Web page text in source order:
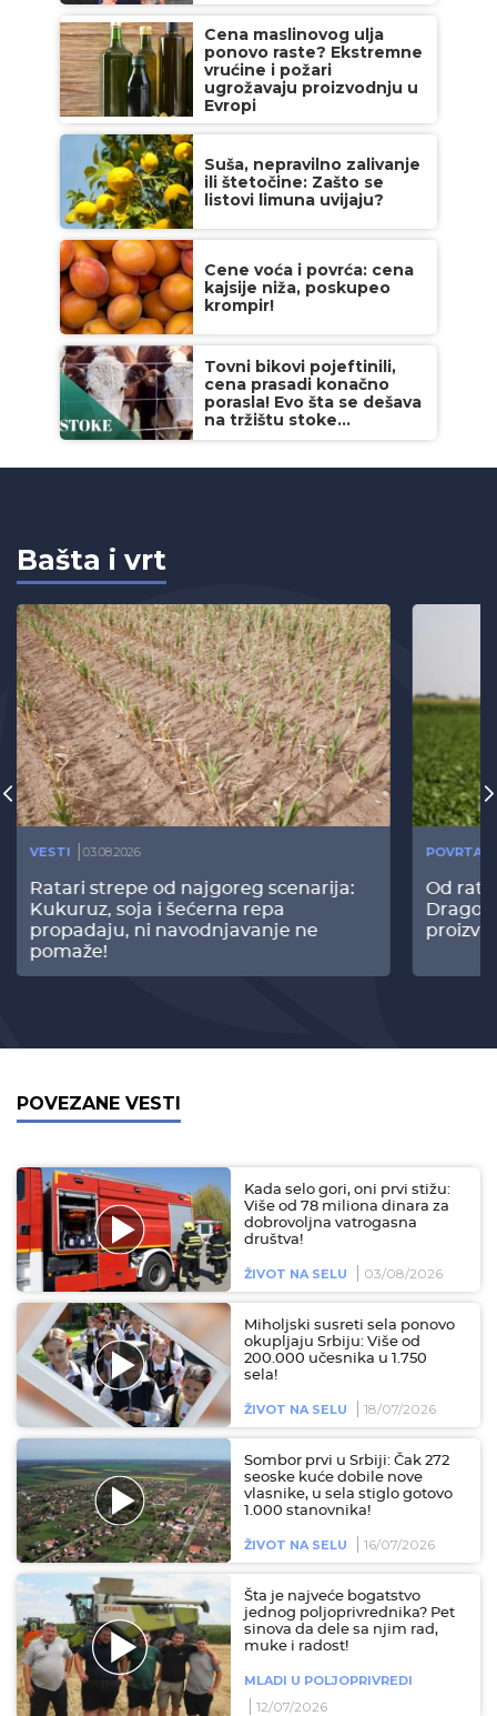
Cena maslinovog ulja
ponovo raste? Ekstremne
vrućine i požari
ugrožavaju proizvodnju u
Evropi
Suša, nepravilno zalivanje
ili štetočine: Zašto se
listovi limuna uvijaju?
Cene voća i povrća: cena
kajsije niža, poskupeo
krompir!
Tovni bikovi pojeftinili,
cena prasadi konačno
porasla! Evo šta se dešava
na tržištu stoke...
Bašta i vrt
VESTI 03.08.2026
Ratari strepe od najgoreg scenarija:
Kukuruz, soja i šećerna repa
propadaju, ni navodnjavanje ne
pomaže!
Od
POVEZANE VESTI
Kada selo gori, oni prvi stižu:
Više od 78 miliona dinara za
dobrovoljna vatrogasna
društva!
ŽIVOT NA SELU 03/08/2026
Miholjski susreti sela ponovo
okupljaju Srbiju: Više od
200.000 učesnika u 1.750
sela!
ŽIVOT NA SELU 18/07/2026
Sombor prvi u Srbiji: Čak 272
seoske kuće dobile nove
vlasnike, u sela stiglo gotovo
1.000 stanovnika!
ŽIVOT NA SELU 16/07/2026
Šta je najveće bogatstvo
jednog poljoprivrednika? Pet
sinova da dele sa njim rad,
muke i radost!
MLADI U POLJOPRIVREDI
12/07/2026